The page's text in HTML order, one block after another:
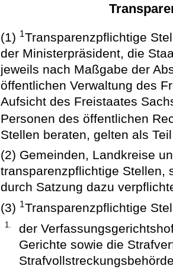
(1) 1Transparenzpflichtige
der Ministerpräsident, die
jeweils nach Maßgabe der
öffentlichen Verwaltung des
Aufsicht des Freistaates
Personen des öffentlichen
Stellen beraten, gelten als
(2) Gemeinden, Landkreise
transparenzpflichtige Stellen,
durch Satzung dazu
(3) 1Transparenzpflichtige
1.
der
Gerichte sowie die